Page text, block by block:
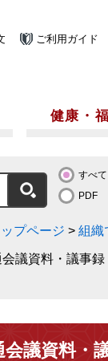
ご利用ガイド
健康・
すべて
PDF
プページ > 組織
議資料・議事録
議資料・